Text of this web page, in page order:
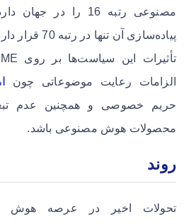
مصنوعی رتبه 16 را در
پیاده‌سازی آن تنها در رتبه 70 قرار دارد (
الزامات رعایت موضوعاتی چون
حریم خصوصی و همچنین عدم
محصولات هوش مصنوعی باشد.
روند
تحولات اخیر در عرصه هوش